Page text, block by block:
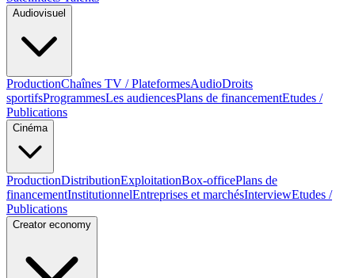
Audiovisuel
ProductionChaînes TV / PlateformesAudioDroits
sportifsProgrammesLes audiencesPlans de financementEtudes /
Publications
Cinéma
ProductionDistributionExploitationBox-officePlans de
financementInstitutionnelEntreprises et marchésInterviewEtudes /
Publications
Creator economy